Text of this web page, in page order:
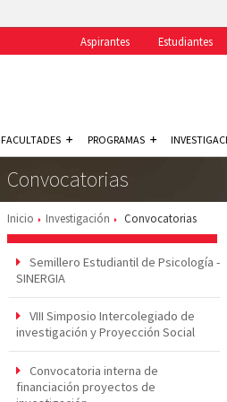
Aspirantes Estudiantes
FACULTADES PROGRAMAS
Convocatorias
Inicio Investigación Convocatorias
Semillero Estudiantil de Psicología -
SINERGIA
VIII Simposio Intercolegiado de
investigación y Proyección Social
Convocatoria interna de
financiación proyectos de